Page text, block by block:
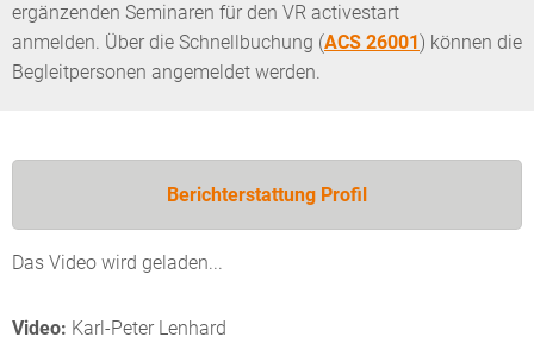
ergänzenden Seminaren für den VR activestart
anmelden. Über die Schnellbuchung (ACS 26001) können die
Begleitpersonen angemeldet werden.
Berichterstattung Profil
Das Video wird geladen...
Video: Karl-Peter Lenhard